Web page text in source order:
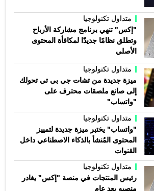
متداول تكنولوجيا
"إكس" تنهي برنامج مشاركة الأرباح
وتطلق نظامًا جديدًا لمكافأة المحتوى
الأصلي
متداول تكنولوجيا
ميزة جديدة من تشات جي بي تي تحولك
إلى صانع ملصقات محترف على
"واتساب"
متداول تكنولوجيا
"واتساب" يختبر ميزة جديدة لتمييز
المحتوى المُنشأ بالذكاء الاصطناعي داخل
القنوات
متداول تكنولوجيا
رئيس المنتجات في منصة "إكس" يغادر
منصبه بعد عام